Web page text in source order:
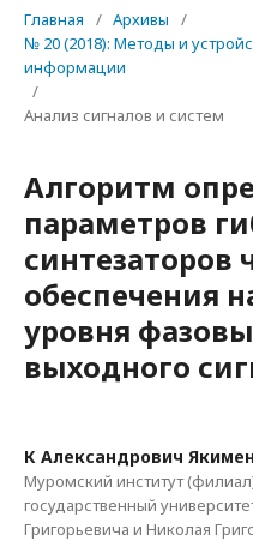
Главная / Архивы
/
№ 20 (2018): Методы и
информации
/
Анализ сигналов и систем
Алгоритм
параметров
синтезаторов
обеспечения
уровня
выходного
К Александрович
Муромский институт
государственный
Григорьевича и Николая